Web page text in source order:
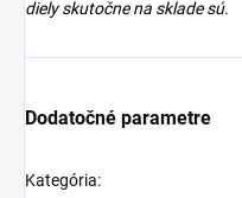
diely skutočne na sklade sú.
Dodatočné parametre
Kategória: